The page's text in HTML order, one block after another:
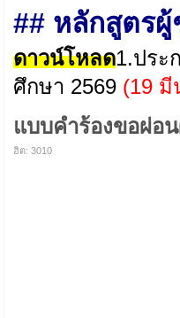
## หลักสูตร
ดาวน์โหลด1.ประ
ศึกษา 2569 (19 มี
แบบคำร้องขอผ่อน
ฮิต: 3010